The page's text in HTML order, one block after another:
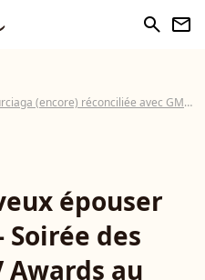
search newsletter
(encore) réconciliée avec GMK : la preuve en photo
épouser
Soirée des
Awards au